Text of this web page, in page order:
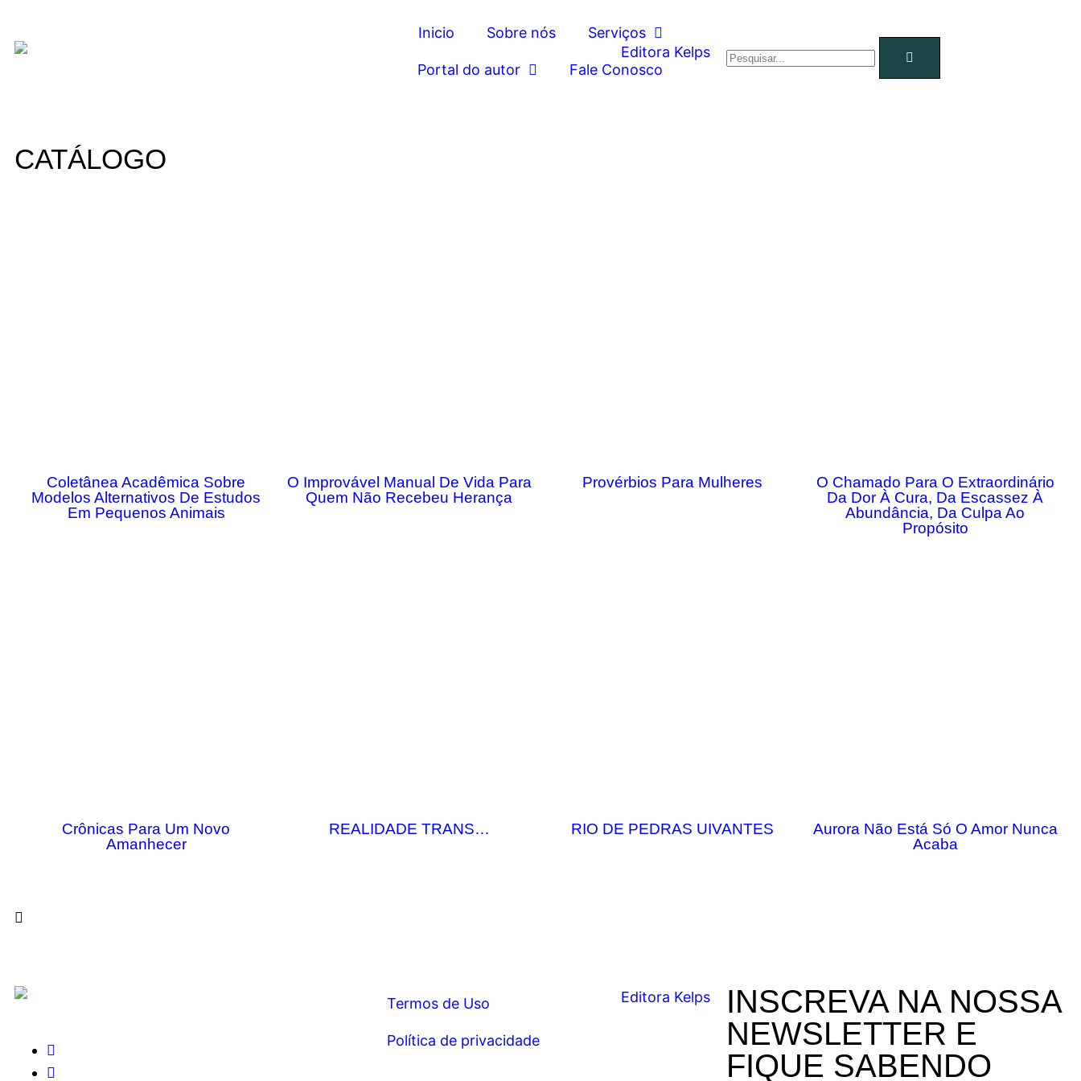
Inicio Sobre nós Serviços
Portal do autor Fale Conosco
CATÁLOGO
Coletânea Acadêmica Sobre
Modelos Alternativos De Estudos
Em Pequenos Animais
O Improvável Manual De Vida Para
Quem Não Recebeu Herança
Provérbios Para Mulheres
O Chamado Para O Extraordinário
Da Dor À Cura, Da Escassez À
Abundância, Da Culpa Ao
Propósito
Crônicas Para Um Novo
Amanhecer
REALIDADE TRANS… RIO DE PEDRAS UIVANTES
Aurora Não Está Só O Amor Nunca
Acaba
Termos de Uso
Política de privacidade
INSCREVA NA NOSSA
NEWSLETTER E
FIQUE SABENDO